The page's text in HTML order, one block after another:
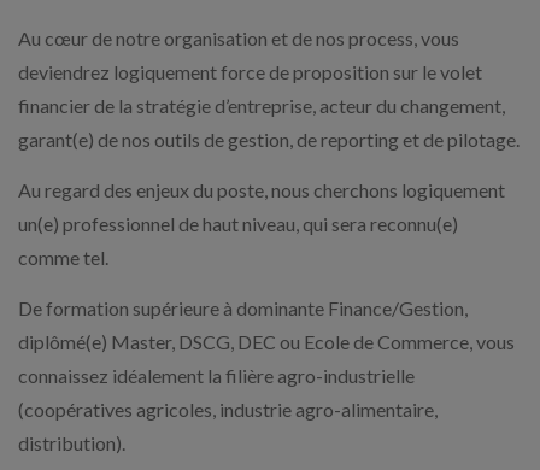
Au cœur de notre organisation et de nos process, vous
deviendrez logiquement force de proposition sur le volet
financier de la stratégie d’entreprise, acteur du changement,
garant(e) de nos outils de gestion, de reporting et de pilotage.
Au regard des enjeux du poste, nous cherchons logiquement
un(e) professionnel de haut niveau, qui sera reconnu(e)
comme tel.
De formation supérieure à dominante Finance/Gestion,
diplômé(e) Master, DSCG, DEC ou Ecole de Commerce, vous
connaissez idéalement la filière agro-industrielle
(coopératives agricoles, industrie agro-alimentaire,
distribution).